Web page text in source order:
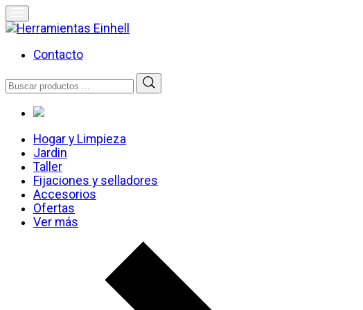
Skip
to
Herramientas Einhell
Distribuidor Oficial
Contacto
Buscar
por:
Hogar y Limpieza
Jardin
Taller
Fijaciones y selladores
Accesorios
Ofertas
Ver más